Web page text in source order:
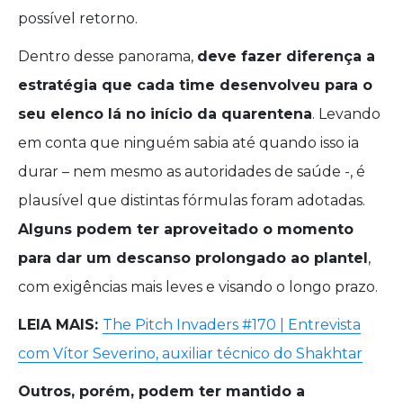
possível retorno.
Dentro desse panorama, deve fazer diferença a
estratégia que cada time desenvolveu para o
seu elenco lá no início da quarentena. Levando
em conta que ninguém sabia até quando isso ia
durar – nem mesmo as autoridades de saúde -, é
plausível que distintas fórmulas foram adotadas.
Alguns podem ter aproveitado o momento
para dar um descanso prolongado ao plantel ,
com exigências mais leves e visando o longo prazo.
LEIA MAIS: The Pitch Invaders #170 | Entrevista
com Vítor Severino, auxiliar técnico do Shakhtar
Outros, porém, podem ter mantido a